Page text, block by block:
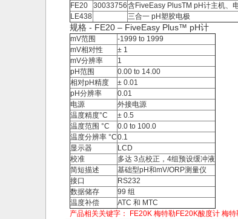
FE20
30033756含FiveEasy PlusTM pH计主机、
LE438
三合一 pH塑胶电极
规格 - FE20 – FiveEasy Plus™ pH计
mV范围
-1999 to 1999
mV相对性
± 1
mV分辨率
1
pH范围
0.00 to 14.00
相对pH精度
± 0.01
pH分辨率
0.01
电源
外接电源
温度精度°C
± 0.5
温度范围 °C
0.0 to 100.0
温度分辨率 °C0.1
显示器
LCD
校准
多达 3点校正，4组预设缓冲液
简短描述
基础型pH和mV/ORP测量仪
接口
RS232
数据储存
99 组
温度补偿
ATC 和 MTC
产品相关关键字：
FE20K 梅特勒FE20K酸度计 梅特